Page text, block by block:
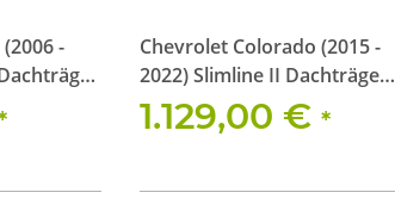
-
Chevrolet Colorado (2015 -
2022) Slimline II Dachträger
Kit
1.129,00 € *